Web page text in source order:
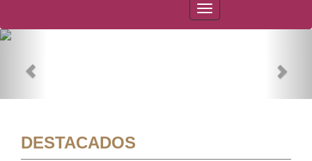
PAOT
DESTACADOS